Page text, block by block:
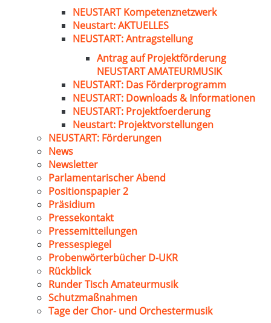
NEUSTART Kompetenznetzwerk
Neustart: AKTUELLES
NEUSTART: Antragstellung
Antrag auf Projektförderung
NEUSTART AMATEURMUSIK
NEUSTART: Das Förderprogramm
NEUSTART: Downloads & Informationen
NEUSTART: Projektfoerderung
Neustart: Projektvorstellungen
NEUSTART: Förderungen
News
Newsletter
Parlamentarischer Abend
Positionspapier 2
Präsidium
Pressekontakt
Pressemitteilungen
Pressespiegel
Probenwörterbücher D-UKR
Rückblick
Runder Tisch Amateurmusik
Schutzmaßnahmen
Tage der Chor- und Orchestermusik